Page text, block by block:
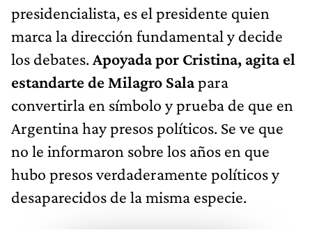
presidencialista, es el presidente quien
marca la dirección fundamental y decide
los debates.Apoyada por Cristina, agita el
estandarte de Milagro Salapara
convertirla en símbolo y prueba de que en
Argentina hay presos políticos. Se ve que
no le informaron sobre los años en que
hubo presos verdaderamente políticos y
desaparecidos de la misma especie.